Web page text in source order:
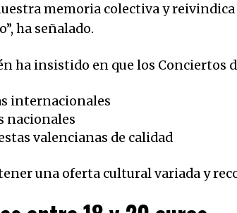
memoria colectiva y
ha señalado.
ha insistido en que los Conciertos
internacionales
nacionales
valencianas de calidad
una oferta cultural variada y